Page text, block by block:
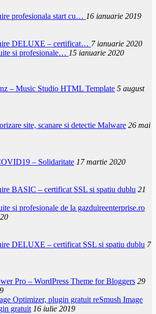
profesionala start cu… 16 ianuarie 2019
DELUXE – certificat… 7 ianuarie 2020
si profesionale… 15 ianuarie 2020
– Music Studio HTML Template 5 august
site, scanare si detectie Malware 26 mai
– Solidaritate 17 martie 2020
BASIC – certificat SSL si spatiu dublu 21
si profesionale de la gazduireenterprise.ro
DELUXE – certificat SSL si spatiu dublu 7
Pro – WordPress Theme for Bloggers 29
reSmush Image
gratuit 16 iulie 2019